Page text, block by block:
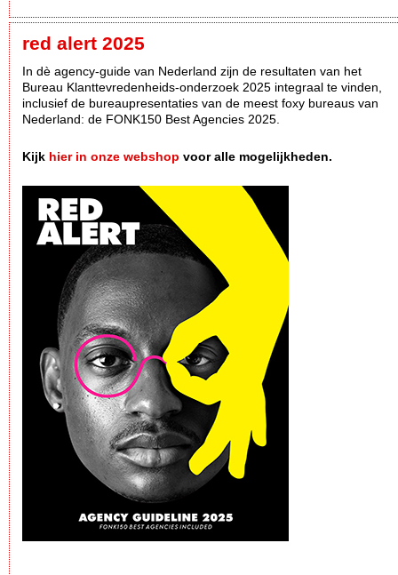
red alert 2025
In dè agency-guide van Nederland zijn de resultaten van het
Bureau Klanttevredenheids-onderzoek 2025 integraal te vinden,
inclusief de bureaupresentaties van de meest foxy bureaus van
Nederland: de FONK150 Best Agencies 2025.
Kijk hier in onze webshop voor alle mogelijkheden.